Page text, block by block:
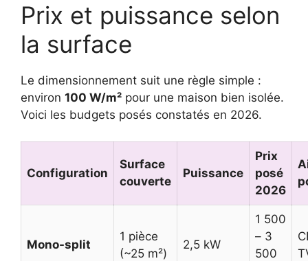
Prix et puissance selon
la surface
Le dimensionnement suit une règle simple :
environ 100 W/m² pour une maison bien isolée.
Voici les budgets posés constatés en 2026.
Configuration
Surface
couverte
Puissance
Prix
posé
2026
Mono-split
1 pièce
(~25 m²)
2,5 kW
1 500
– 3
500